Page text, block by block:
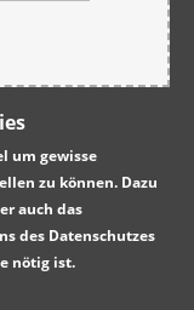
Kommune3 meine
(
um gewisse
zu können. Dazu
auch das
des Datenschutzes
nötig ist.